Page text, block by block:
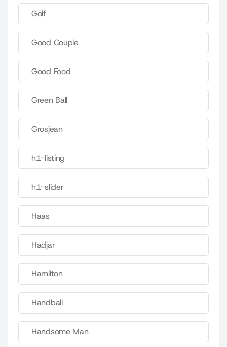
Golf
Good Couple
Good Food
Green Ball
Grosjean
h1-listing
h1-slider
Haas
Hadjar
Hamilton
Handball
Handsome Man